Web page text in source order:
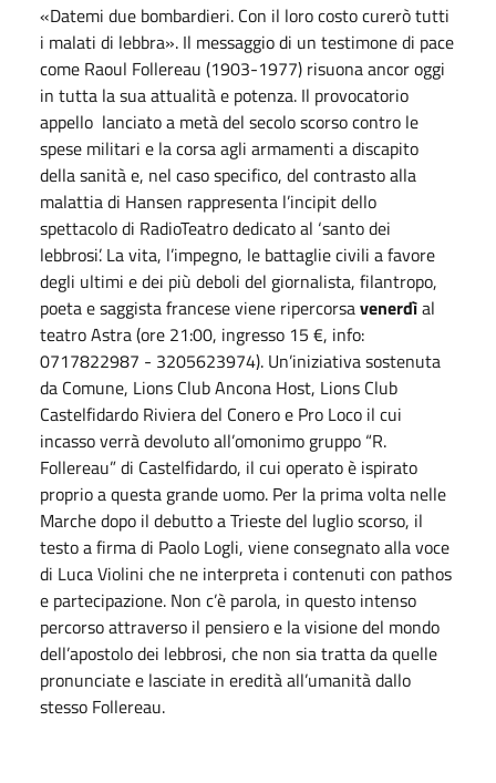
«Datemi due bombardieri. Con il loro costo curerò tutti
i malati di lebbra». Il messaggio di un testimone di pace
come Raoul Follereau (1903-1977) risuona ancor oggi
in tutta la sua attualità e potenza. Il provocatorio
appello lanciato a metà del secolo scorso contro le
spese militari e la corsa agli armamenti a discapito
della sanità e, nel caso specifico, del contrasto alla
malattia di Hansen rappresenta l’incipit dello
spettacolo di RadioTeatro dedicato al ‘santo dei
lebbrosi’. La vita, l’impegno, le battaglie civili a favore
degli ultimi e dei più deboli del giornalista, filantropo,
poeta e saggista francese viene ripercorsavenerdìal
teatro Astra (ore 21:00, ingresso 15 €, info:
0717822987 - 3205623974). Un’iniziativa sostenuta
da Comune, Lions Club Ancona Host, Lions Club
Castelfidardo Riviera del Conero e Pro Loco il cui
incasso verrà devoluto all’omonimo gruppo “R.
Follereau” di Castelfidardo, il cui operato è ispirato
proprio a questa grande uomo. Per la prima volta nelle
Marche dopo il debutto a Trieste del luglio scorso, il
testo a firma di Paolo Logli, viene consegnato alla voce
di Luca Violini che ne interpreta i contenuti con pathos
e partecipazione. Non c’è parola, in questo intenso
percorso attraverso il pensiero e la visione del mondo
dell’apostolo dei lebbrosi, che non sia tratta da quelle
pronunciate e lasciate in eredità all’umanità dallo
stesso Follereau.